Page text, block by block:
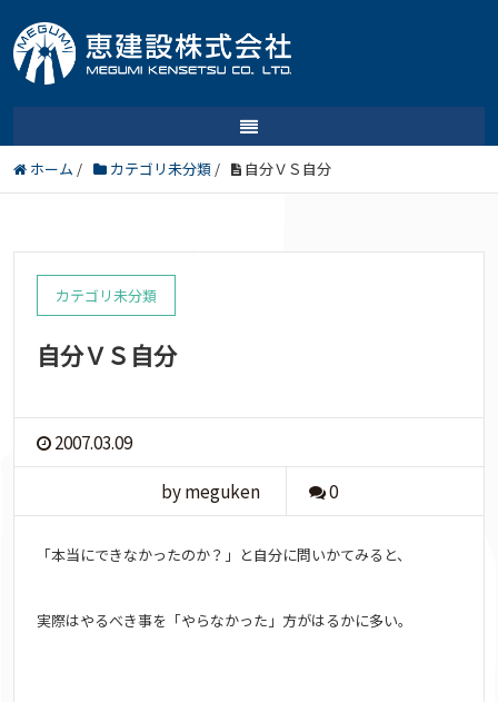
ホーム / カテゴリ未分類 / 自分ＶＳ自分
カテゴリ未分類
自分ＶＳ自分
2007.03.09
by meguken
0
「本当にできなかったのか？」と自分に問いかてみると、
実際はやるべき事を「やらなかった」方がはるかに多い。